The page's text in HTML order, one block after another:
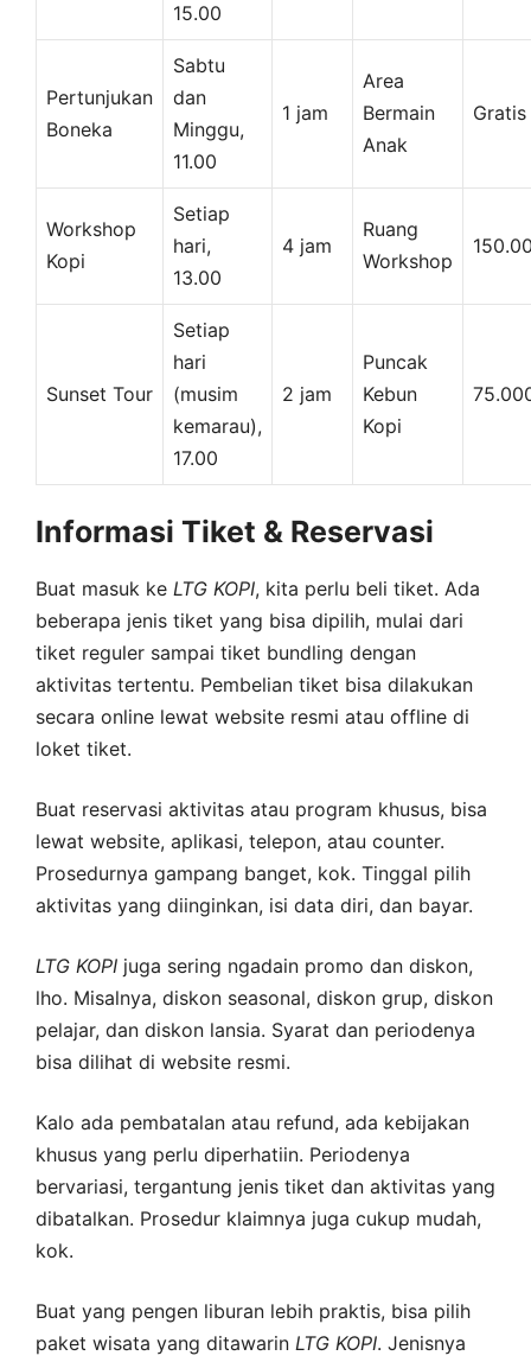
15.00
Pertunjukan
Boneka
Sabtu
dan
Minggu,
11.00
1 jam
Area
Bermain
Anak
Gratis
Workshop
Kopi
Setiap
hari,
13.00
4 jam
Ruang
Workshop
Sunset Tour
Setiap
hari
(musim
kemarau),
17.00
2 jam
Puncak
Kebun
Kopi
Informasi Tiket & Reservasi
Buat masuk ke LTG KOPI, kita perlu beli tiket. Ada
beberapa jenis tiket yang bisa dipilih, mulai dari
tiket reguler sampai tiket bundling dengan
aktivitas tertentu. Pembelian tiket bisa dilakukan
secara online lewat website resmi atau offline di
loket tiket.
Buat reservasi aktivitas atau program khusus, bisa
lewat website, aplikasi, telepon, atau counter.
Prosedurnya gampang banget, kok. Tinggal pilih
aktivitas yang diinginkan, isi data diri, dan bayar.
LTG KOPI juga sering ngadain promo dan diskon,
lho. Misalnya, diskon seasonal, diskon grup, diskon
pelajar, dan diskon lansia. Syarat dan periodenya
bisa dilihat di website resmi.
Kalo ada pembatalan atau refund, ada kebijakan
khusus yang perlu diperhatiin. Periodenya
bervariasi, tergantung jenis tiket dan aktivitas yang
dibatalkan. Prosedur klaimnya juga cukup mudah,
kok.
Buat yang pengen liburan lebih praktis, bisa pilih
paket wisata yang ditawarin LTG KOPI. Jenisnya